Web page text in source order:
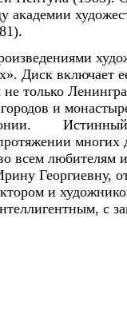
академии
Диск включает
только
и
Истинный
многих
всем любителям
Георгиевну,
и
с